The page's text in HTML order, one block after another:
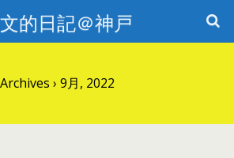
的日記＠神戸
Archives › 9月, 2022